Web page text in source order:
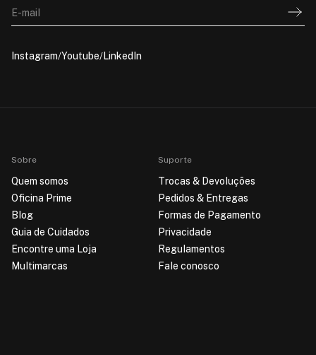
E-mail
Instagram Youtube LinkedIn
Sobre
Quem somos
Oficina Prime
Blog
Guia de Cuidados
Encontre uma Loja
Multimarcas
Suporte
Trocas & Devoluções
Pedidos & Entregas
Formas de Pagamento
Privacidade
Regulamentos
Fale conosco